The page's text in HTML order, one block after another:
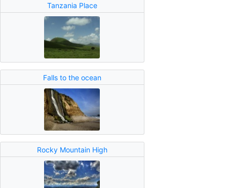
Tanzania Place
Falls to the ocean
Rocky Mountain High